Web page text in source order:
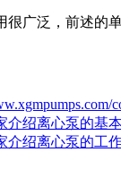
很广泛，前述的
介绍离心泵的基
介绍离心泵的工